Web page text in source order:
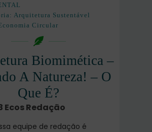
Arquitetura Sustentável
Circular
Biomimética –
A Natureza! – O
Que É?
Ecos Redação
equipe de redação é